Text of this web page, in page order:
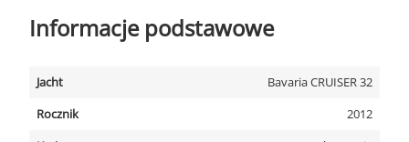
Informacje podstawowe
Jacht
Bavaria CRUISER 32
Rocznik
2012